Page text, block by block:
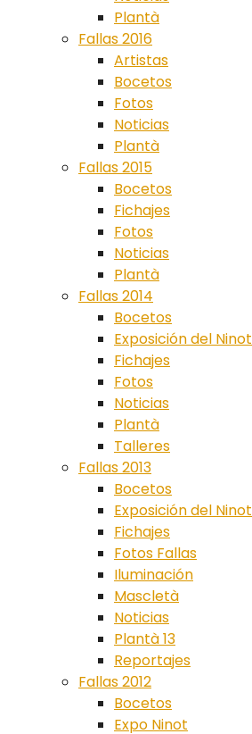
Plantà
Fallas 2016
Artistas
Bocetos
Fotos
Noticias
Plantà
Fallas 2015
Bocetos
Fichajes
Fotos
Noticias
Plantà
Fallas 2014
Bocetos
Exposición del Ninot
Fichajes
Fotos
Noticias
Plantà
Talleres
Fallas 2013
Bocetos
Exposición del Ninot
Fichajes
Fotos Fallas
Iluminación
Mascletà
Noticias
Plantà 13
Reportajes
Fallas 2012
Bocetos
Expo Ninot